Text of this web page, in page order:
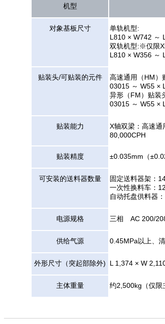
机型
对象基板尺寸
单轨机型:
L810 × W742 ～
双轨机型:※仅限
L810 × W356 ～
贴装头/可贴装的元件
高速通用（HM）
03015 ～ W55 ×
异形（FM）贴装
03015 ～ W55 ×
贴装能力
X轴双梁：高速
80,000CPH
贴装精度 ±0.035mm（
可安装的送料器数量
固定送料器架：
一次性换料车：
自动托盘供料器
电源规格 三相 AC 200/
供给气源 0.45MPa以上、
外形尺寸（突起部除外) L 1,374 × W
主体重量 约2,500kg（仅限